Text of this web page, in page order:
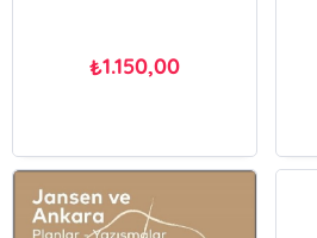
₺1.150,00